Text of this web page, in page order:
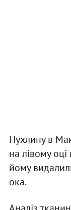
Пухлину в
на лівому
йому
ока.